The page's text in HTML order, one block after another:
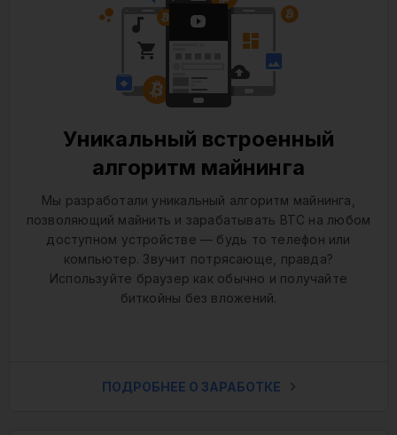
Уникальный встроенный
алгоритм майнинга
Мы разработали уникальный алгоритм майнинга,
позволяющий майнить и зарабатывать BTC на любом
доступном устройстве — будь то телефон или
компьютер. Звучит потрясающе, правда?
Используйте браузер как обычно и получайте
биткойны без вложений.
ПОДРОБНЕЕ О ЗАРАБОТКЕ